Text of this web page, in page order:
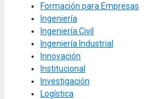
Formación para Empresas
Ingeniería
Ingeniería Civil
Ingeniería Industrial
Innovación
Institucional
Investigación
Logística